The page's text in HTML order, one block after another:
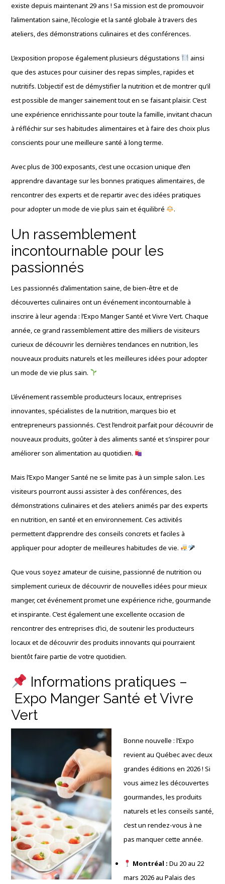
existe depuis maintenant 29 ans ! Sa mission est de promouvoir
l’alimentation saine, l’écologie et la santé globale à travers des
ateliers, des démonstrations culinaires et des conférences.
L’exposition propose également plusieurs dégustations
ainsi
que des astuces pour cuisiner des repas simples, rapides et
nutritifs. L’objectif est de démystifier la nutrition et de montrer qu’il
est possible de manger sainement tout en se faisant plaisir. C’est
une expérience enrichissante pour toute la famille, invitant chacun
à réfléchir sur ses habitudes alimentaires et à faire des choix plus
conscients pour une meilleure santé à long terme.
Avec plus de 300 exposants, c’est une occasion unique d’en
apprendre davantage sur les bonnes pratiques alimentaires, de
rencontrer des experts et de repartir avec des idées pratiques
pour adopter un mode de vie plus sain et équilibré
.
Un rassemblement
incontournable pour les
passionnés
Les passionnés d’alimentation saine, de bien-être et de
découvertes culinaires ont un événement incontournable à
inscrire à leur agenda : l’Expo Manger Santé et Vivre Vert. Chaque
année, ce grand rassemblement attire des milliers de visiteurs
curieux de découvrir les dernières tendances en nutrition, les
nouveaux produits naturels et les meilleures idées pour adopter
un mode de vie plus sain.
L’événement rassemble producteurs locaux, entreprises
innovantes, spécialistes de la nutrition, marques bio et
entrepreneurs passionnés. C’est l’endroit parfait pour découvrir de
nouveaux produits, goûter à des aliments santé et s’inspirer pour
améliorer son alimentation au quotidien.
Mais l’Expo Manger Santé ne se limite pas à un simple salon. Les
visiteurs pourront aussi assister à des conférences, des
démonstrations culinaires et des ateliers animés par des experts
en nutrition, en santé et en environnement. Ces activités
permettent d’apprendre des conseils concrets et faciles à
appliquer pour adopter de meilleures habitudes de vie.
Que vous soyez amateur de cuisine, passionné de nutrition ou
simplement curieux de découvrir de nouvelles idées pour mieux
manger, cet événement promet une expérience riche, gourmande
et inspirante. C’est également une excellente occasion de
rencontrer des entreprises d’ici, de soutenir les producteurs
locaux et de découvrir des produits innovants qui pourraient
bientôt faire partie de votre quotidien.
Informations pratiques –
Expo Manger Santé et Vivre
Vert
Bonne nouvelle : l’Expo
revient au Québec avec deux
grandes éditions en 2026 ! Si
vous aimez les découvertes
gourmandes, les produits
naturels et les conseils santé,
c’est un rendez-vous à ne
pas manquer cette année.
Montréal : Du 20 au 22
mars 2026 au Palais des